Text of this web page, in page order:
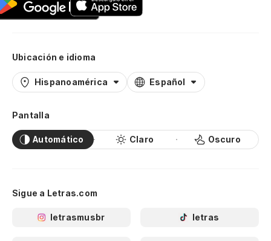
Ubicación e idioma
Hispanoamérica Español
Pantalla
Automático Claro Oscuro
Sigue a Letras.com
letrasmusbr letras